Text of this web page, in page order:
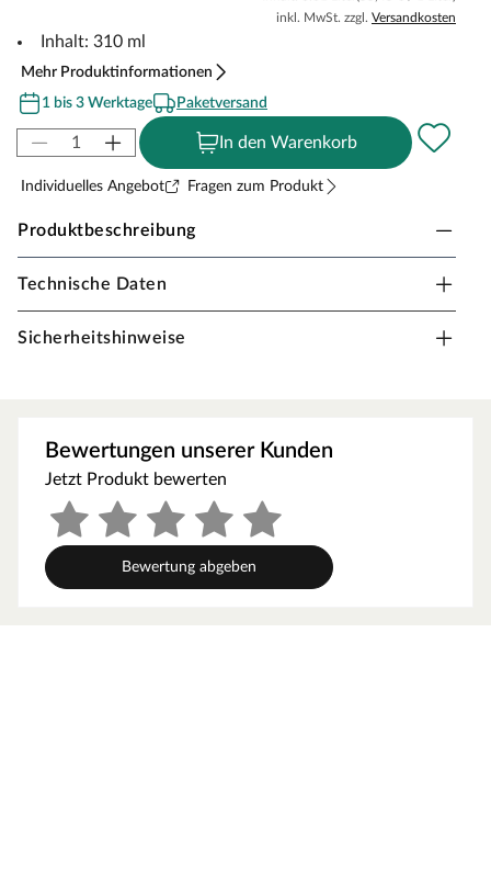
inkl. MwSt. zzgl. Versandkosten
Inhalt: 310 ml
Mehr Produktinformationen
1 bis 3 Werktage
Paketversand
In den Warenkorb
Individuelles Angebot Fragen zum Produkt
Produktbeschreibung
FERAX Laminatfugenmasse
Seite, wenn es um die Verfugung im Laminatbereich geht.
Verfugen
von Sockelleisten und anderen Abschlüssen
Verschließen von Übergangsfugen
bei Laminatböden und bei Türzargen zum Boden.
problemlose Übergänge zu Natursteinböden
wie Marmor, Granit, Sandstein, Gneis, Terrazzo etc.
Technische Daten
Sicherheitshinweise
Bewertungen unserer Kunden
Jetzt Produkt bewerten
Bewertung abgeben